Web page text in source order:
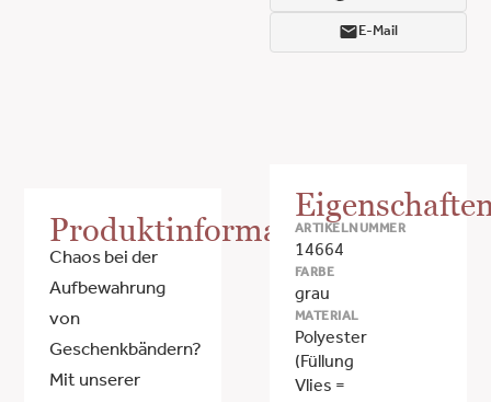
E-Mail
Produktinformationen
Chaos bei der
Aufbewahrung
von
Geschenkbändern?
Mit unserer
ARTIKELNUMMER
14664
FARBE
grau
MATERIAL
Polyester
(Füllung
Vlies =